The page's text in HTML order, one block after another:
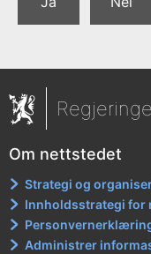
Om nettstedet
Strategi og
Innholdsstrategi for
Administrer